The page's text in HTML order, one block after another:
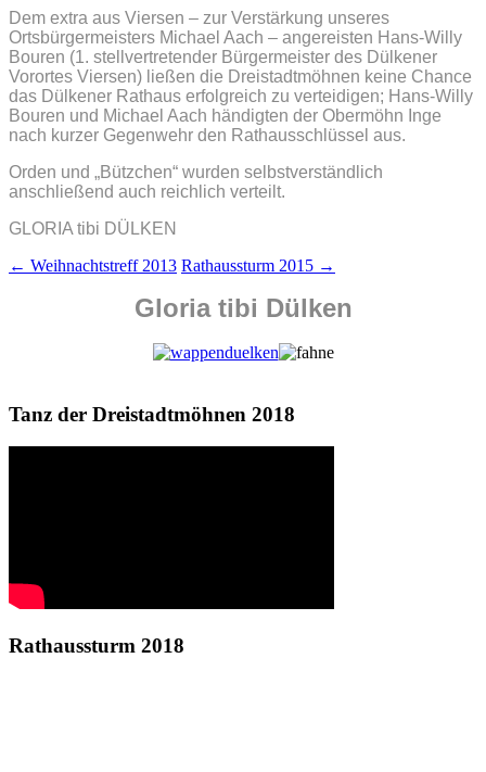
Dem extra aus Viersen – zur Verstärkung unseres
Ortsbürgermeisters Michael Aach – angereisten Hans-Willy
Bouren (1. stellvertretender Bürgermeister des Dülkener
Vorortes Viersen) ließen die Dreistadtmöhnen keine Chance
das Dülkener Rathaus erfolgreich zu verteidigen; Hans-Willy
Bouren und Michael Aach händigten der Obermöhn Inge
nach kurzer Gegenwehr den Rathausschlüssel aus.
Orden und „Bützchen“ wurden selbstverständlich
anschließend auch reichlich verteilt.
GLORIA tibi DÜLKEN
Beitrags-
← Weihnachtstreff 2013 Rathaussturm 2015 →
Gloria tibi Dülken
Tanz der Dreistadtmöhnen 2018
Rathaussturm 2018